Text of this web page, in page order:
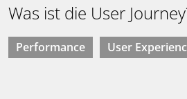
Was ist die User
Performance User